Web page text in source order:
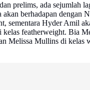
prelims, ada sejumlah
akan berhadapan dengan
sementara Hyder Amil
featherweight. Bia
Melissa Mullins di kelas